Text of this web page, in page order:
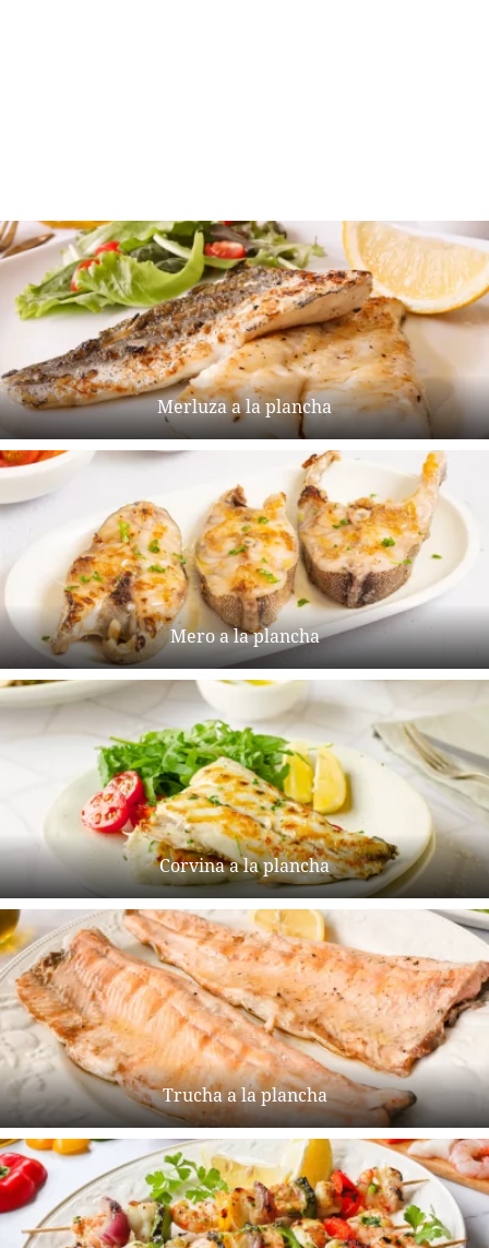
Merluza a la plancha
Mero a la plancha
Corvina a la plancha
Trucha a la plancha